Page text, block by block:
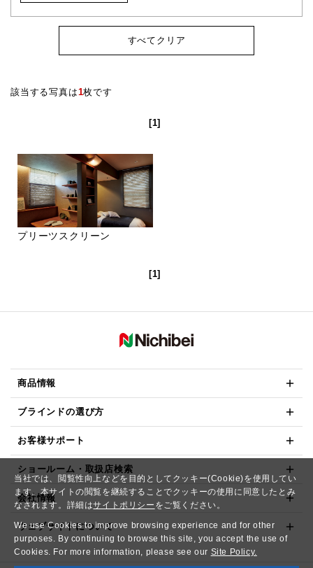
当社では、閲覧性向上などを目的としてクッキー(Cookie)を使用してい
ます。本サイトの閲覧を継続することでクッキーの使用に同意したとみ
なされます。詳細はサイトポリシー をご覧ください。
We use Cookies to improve browsing experience and for other
purposes. By continuing to browse this site, you accept the use of
Cookies. For more information, please see our Site Policy.
すべてクリア
該当する写真は1枚です
[1]
プリーツスクリーン
[1]
商品情報
ブラインドの選び方
お客様サポート
ショールーム・取扱店検索
会社情報
ウェブサイトについて